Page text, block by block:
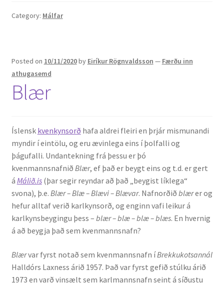
Category: Málfar
Posted on 10/11/2020by Eiríkur Rögnvaldsson — Færðu inn
athugasemd
Blær
Íslensk kvenkynsorð hafa aldrei fleiri en þrjár mismunandi
myndir í eintölu, og eru ævinlega eins í þolfalli og
þágufalli. Undantekning frá þessu er þó
kvenmannsnafnið Blær, ef það er beygt eins og t.d. er gert
á Málið.is (þar segir reyndar að það „beygist líklega“
svona), þ.e. Blær – Blæ – Blævi – Blævar. Nafnorðið blærer og
hefur alltaf verið karlkynsorð, og enginn vafi leikur á
karlkynsbeygingu þess – blær – blæ – blæ – blæs. En hvernig
á að beygja það sem kvenmannsnafn?
Blærvar fyrst notað sem kvenmannsnafn íBrekkukotsannál
Halldórs Laxness árið 1957. Það var fyrst gefið stúlku árið
1973 en varð vinsælt sem karlmannsnafn seint á síðustu